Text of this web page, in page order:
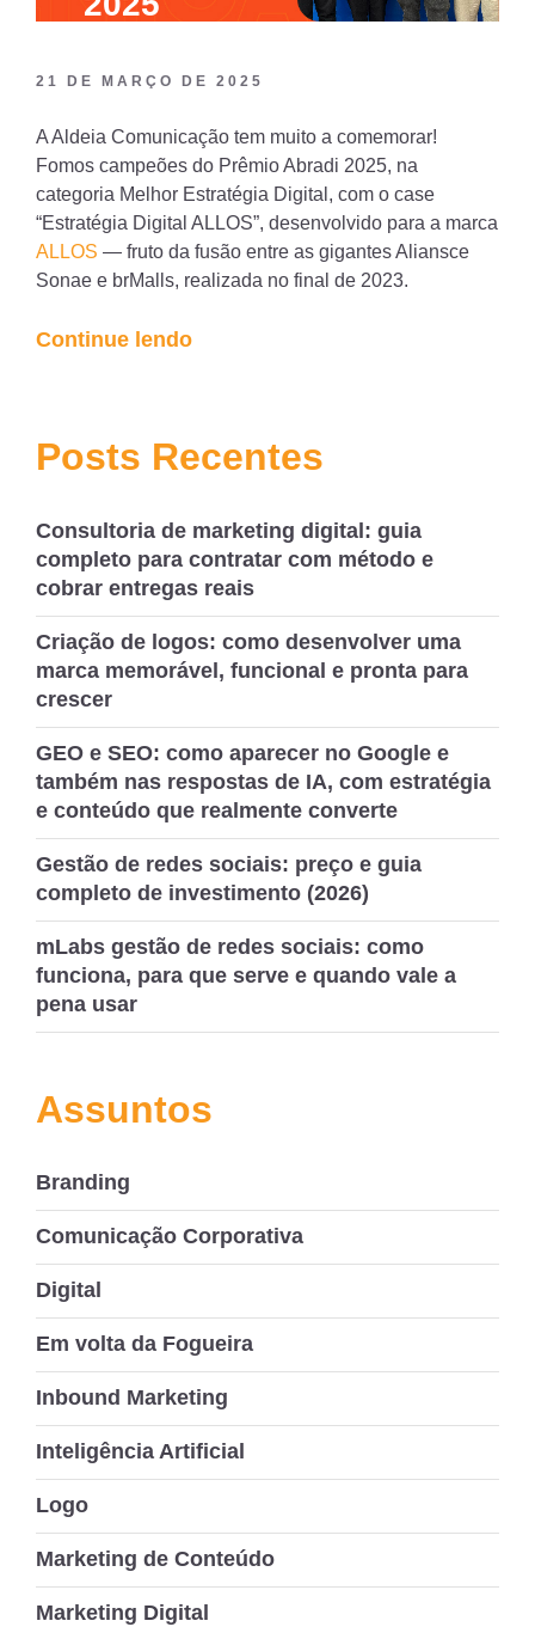
21 DE MARÇO DE 2025
A Aldeia Comunicação tem muito a comemorar!
Fomos campeões do Prêmio Abradi 2025, na
categoria Melhor Estratégia Digital, com o case
“Estratégia Digital ALLOS”, desenvolvido para a marca
ALLOS — fruto da fusão entre as gigantes Aliansce
Sonae e brMalls, realizada no final de 2023.
Continue lendo“Aldeia
do
Abradi
2025”
Posts Recentes
Consultoria de marketing digital: guia
completo para contratar com método e
cobrar entregas reais
Criação de logos: como desenvolver uma
marca memorável, funcional e pronta para
crescer
GEO e SEO: como aparecer no Google e
também nas respostas de IA, com estratégia
e conteúdo que realmente converte
Gestão de redes sociais: preço e guia
completo de investimento (2026)
mLabs gestão de redes sociais: como
funciona, para que serve e quando vale a
pena usar
Assuntos
Branding
Comunicação Corporativa
Digital
Em volta da Fogueira
Inbound Marketing
Inteligência Artificial
Logo
Marketing de Conteúdo
Marketing Digital